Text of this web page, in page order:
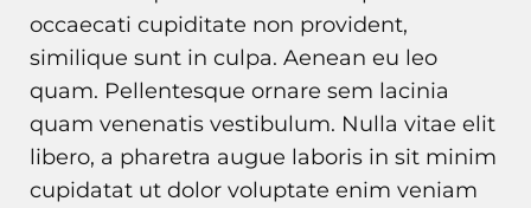
occaecati cupiditate non provident,
similique sunt in culpa. Aenean eu leo
quam. Pellentesque ornare sem lacinia
quam venenatis vestibulum. Nulla vitae elit
libero, a pharetra augue laboris in sit minim
cupidatat ut dolor voluptate enim veniam